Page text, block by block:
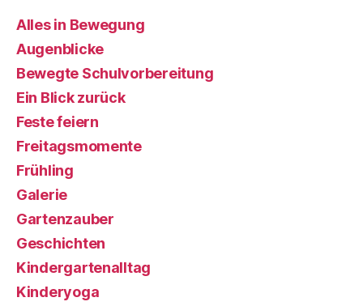
Alles in Bewegung
Augenblicke
Bewegte Schulvorbereitung
Ein Blick zurück
Feste feiern
Freitagsmomente
Frühling
Galerie
Gartenzauber
Geschichten
Kindergartenalltag
Kinderyoga